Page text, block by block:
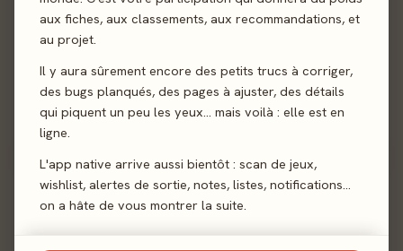
aux fiches, aux classements, aux recommandations, et
au projet.
Il y aura sûrement encore des petits trucs à corriger,
des bugs planqués, des pages à ajuster, des détails
qui piquent un peu les yeux… mais voilà : elle est en
ligne.
L'app native arrive aussi bientôt : scan de jeux,
wishlist, alertes de sortie, notes, listes, notifications…
on a hâte de vous montrer la suite.
🧩
Fan d'un
illustrateur
JEUX JOUÉS PAR MOIS